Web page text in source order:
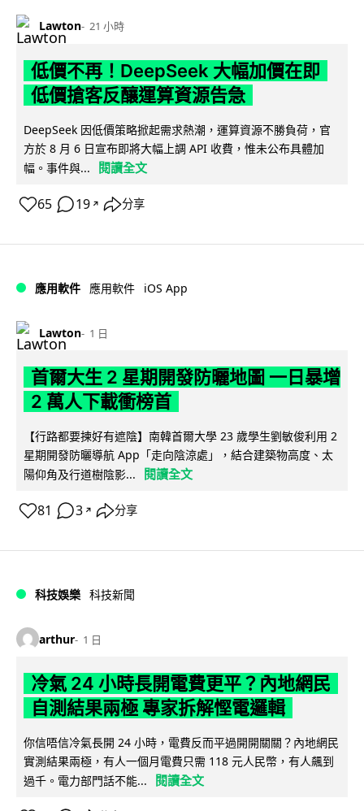
Lawton 21 小時
低價不再！DeepSeek 大幅加價在即
低價搶客反釀運算資源告急
DeepSeek 因低價策略掀起需求熱潮，運算資源不勝負荷，官
方於 8 月 6 日宣布即將大幅上調 API 收費，惟未公布具體加
幅。事件與...
閱讀全文
65 19 ↗ 分享
應用軟件 應用軟件 iOS App
Lawton 1 日
首爾大生 2 星期開發防曬地圖 一日暴增
2 萬人下載衝榜首
【行路都要揀好有遮陰】南韓首爾大學 23 歲學生劉敏俊利用 2
星期開發防曬導航 App「走向陰涼處」，結合建築物高度、太
陽仰角及行道樹陰影...
閱讀全文
81 3 ↗ 分享
科技娛樂 科技新聞
arthur 1 日
冷氣 24 小時長開電費更平？內地網民
自測結果兩極 專家拆解慳電邏輯
你信唔信冷氣長開 24 小時，電費反而平過開開關關？內地網民
實測結果兩極，有人一個月電費只需 118 元人民幣，有人飆到
過千。電力部門話不能...
閱讀全文